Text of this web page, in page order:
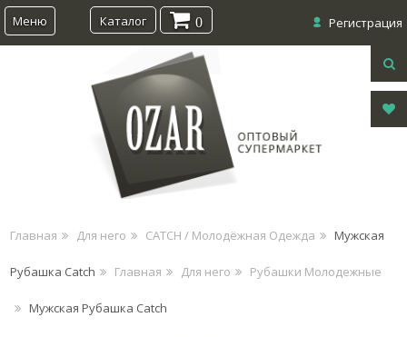
Меню Регистрация
Каталог 0
Главная Для него CATCH / Молодёжная Одежда Мужская
Рубашка Catch Главная Для него Рубашки Молодежные
Мужская Рубашка Catch